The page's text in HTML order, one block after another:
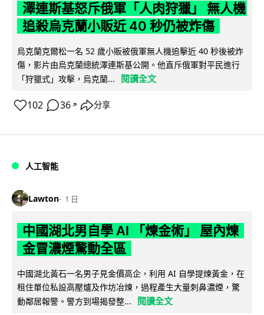
澤連斯基怒斥俄軍「人肉狩獵」 無人機
追殺烏克蘭小販近 40 秒仍被炸傷
烏克蘭克爾松一名 52 歲小販被俄軍無人機追擊近 40 秒後被炸
傷，影片由烏克蘭總統澤連斯基公開。他直斥俄軍對平民進行
「狩獵式」攻擊，烏克蘭...
閱讀全文
102 36 ↗ 分享
人工智能
Lawton 1 日
中國湖北男自學 AI 「煉金術」 屋內煉
金冒濃煙驚動全區
中國湖北黃石一名男子見金價高企，利用 AI 自學提煉黃金，在
租住單位私設高壓爐及作坊冶煉，過程產生大量刺鼻濃煙，驚
動鄰居報警。警方到場揭發整...
閱讀全文